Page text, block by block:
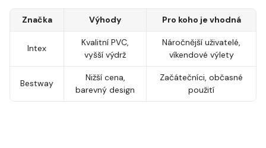
Značka Výhody Pro koho je vhodná
Intex
Kvalitní PVC,
vyšší výdrž
Náročnější uživatelé,
víkendové výlety
Bestway
Nižší cena,
barevný design
Začátečníci, občasné
použití